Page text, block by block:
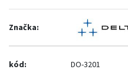
Značka:
kód: DO-3201